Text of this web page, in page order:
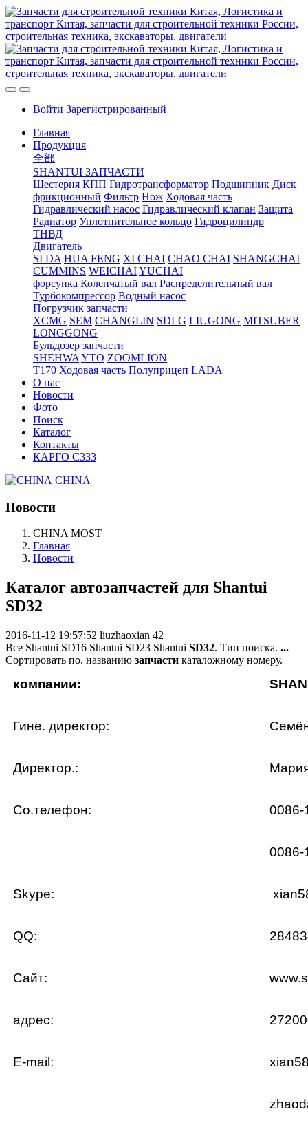
Войти Зарегистрированный
Главная
Продукция
全部
SHANTUI ЗАПЧАСТИ
Шестерня КПП Гидротрансформатор Подшипник Диск
фрикционный Фильтр Нож Ходовая часть
Гидравлический насос Гидравлический клапан Защита
Радиатор Уплотнительное кольцо Гидроцилиндр
ТНВД
Двигатель
SI DA HUA FENG XI CHAI CHAO CHAI SHANGCHAI
CUMMINS WEICHAIYUCHAI
форсунка Коленчатый вал Распределительный вал
Турбокомпрессор Водный насос
Погрузчик запчасти
XCMG SEM CHANGLIN SDLG LIUGONG MITSUBER
LONGGONG
Бульдозер запчасти
SHEHWA YTO ZOOMLION
T170 Ходовая часть Полуприцеп LADA
О нас
Новости
Фото
Поиск
Каталог
Контакты
КАРГО С333
CHINA
Новости
CHINA MOST
Главная
Новости
Каталог автозапчастей для Shantui
SD32
2016-11-12 19:57:52 liuzhaoxian 42
Все Shantui SD16 Shantui SD23 Shantui SD32. Тип поиска. ...
Сортировать по. названию запчасти каталожному номеру.
компании:
Гине. директор:
Директор.:
Со.телефон: 0086-
0086-
Skype:
QQ:
Сайт:
адрес:
E-mail: